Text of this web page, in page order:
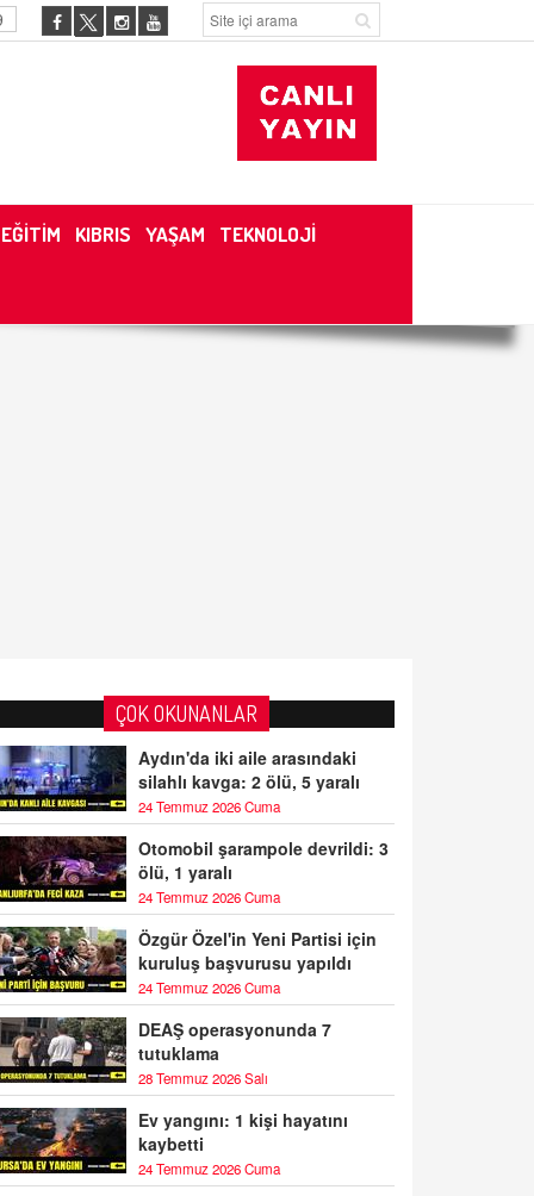
EĞİTİM KIBRIS YAŞAM TEKNOLOJİ
ÇOK OKUNANLAR
Aydın'da iki aile arasındaki
silahlı kavga: 2 ölü, 5 yaralı
24 Temmuz 2026 Cuma
Otomobil şarampole devrildi: 3
ölü, 1 yaralı
24 Temmuz 2026 Cuma
Özgür Özel'in Yeni Partisi için
kuruluş başvurusu yapıldı
24 Temmuz 2026 Cuma
DEAŞ operasyonunda 7
tutuklama
28 Temmuz 2026 Salı
Ev yangını: 1 kişi hayatını
kaybetti
24 Temmuz 2026 Cuma